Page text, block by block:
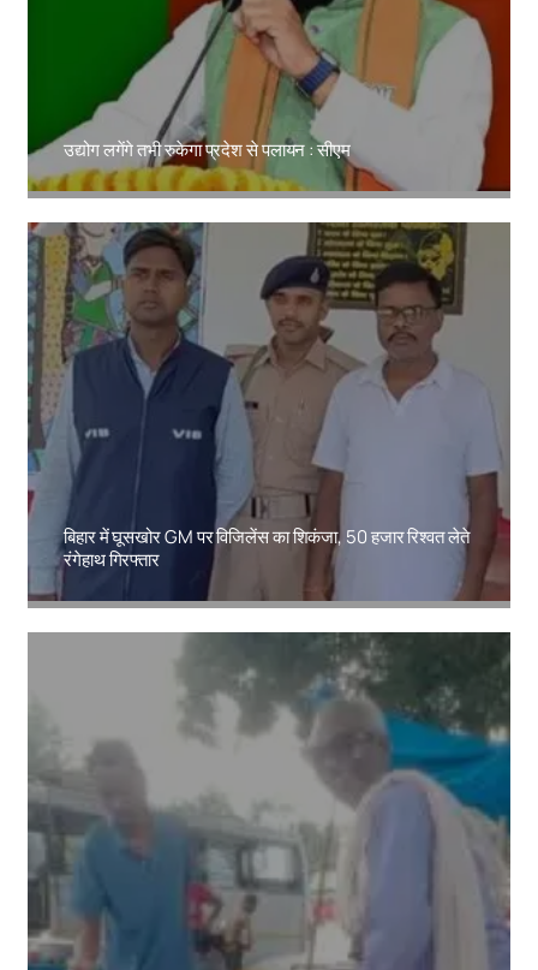
उद्योग लगेंगे तभी रुकेगा प्रदेश से पलायन : सीएम
Amit Lekh
बिहार में घूसखोर GM पर विजिलेंस का शिकंजा, 50 हजार रिश्वत लेते
रंगेहाथ गिरफ्तार